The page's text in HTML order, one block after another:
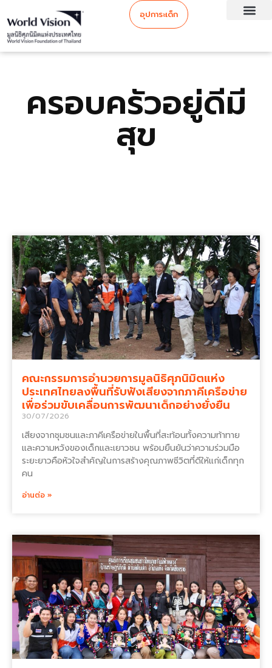
อุปการะเด็ก
ครอบครัวอยู่ดีมี
สุข
คณะกรรมการอำนวยการมูลนิธิศุภนิมิตแห่ง
ประเทศไทยลงพื้นที่รับฟังเสียงจากภาคีเครือข่าย
เพื่อร่วมขับเคลื่อนการพัฒนาเด็กอย่างยั่งยืน
30/07/2026
เสียงจากชุมชนและภาคีเครือข่ายในพื้นที่สะท้อนทั้งความท้าทาย
และความหวังของเด็กและเยาวชน พร้อมยืนยันว่าความร่วมมือ
ระยะยาวคือหัวใจสำคัญในการสร้างคุณภาพชีวิตที่ดีให้แก่เด็กทุก
คน
อ่านต่อ »